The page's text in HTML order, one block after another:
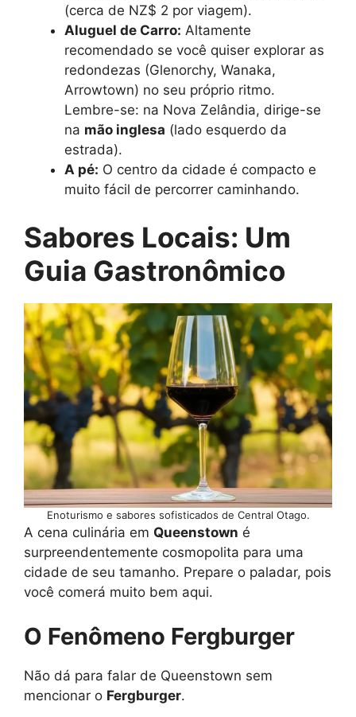
(cerca de NZ$ 2 por viagem).
Aluguel de Carro: Altamente
recomendado se você quiser explorar as
redondezas (Glenorchy, Wanaka,
Arrowtown) no seu próprio ritmo.
Lembre-se: na Nova Zelândia, dirige-se
na mão inglesa (lado esquerdo da
estrada).
A pé: O centro da cidade é compacto e
muito fácil de percorrer caminhando.
Sabores Locais: Um
Guia Gastronômico
Enoturismo e sabores sofisticados de Central Otago.
A cena culinária em Queenstown é
surpreendentemente cosmopolita para uma
cidade de seu tamanho. Prepare o paladar, pois
você comerá muito bem aqui.
O Fenômeno Fergburger
Não dá para falar de Queenstown sem
mencionar o Fergburger.